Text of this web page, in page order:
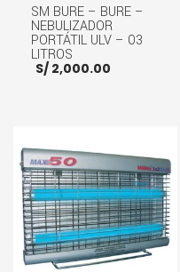
SM BURE – BURE –
NEBULIZADOR
PORTÁTIL ULV – 03
LITROS
S/ 2,000.00
AÑADIR AL CARRITO